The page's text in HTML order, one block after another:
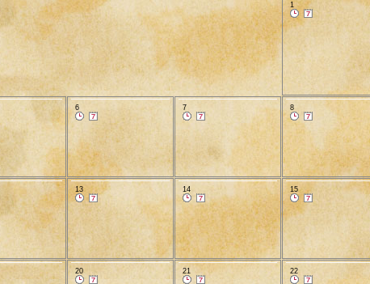
1
6 7 8
13 14 15
20 21 22